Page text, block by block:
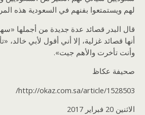
لهم ويستمتعوا بفنهم في السعودية هذه
قال البدر قصائد عدة جديدة من أجملها
أنها قصائد غزلية، إلا أني أقول لأبي خالد،
وأنت تأخرت والأهم جيت».
صحيفة عكاظ
http://okaz.com.sa/article/1528503/
الاثنين 20 فبراير 2017